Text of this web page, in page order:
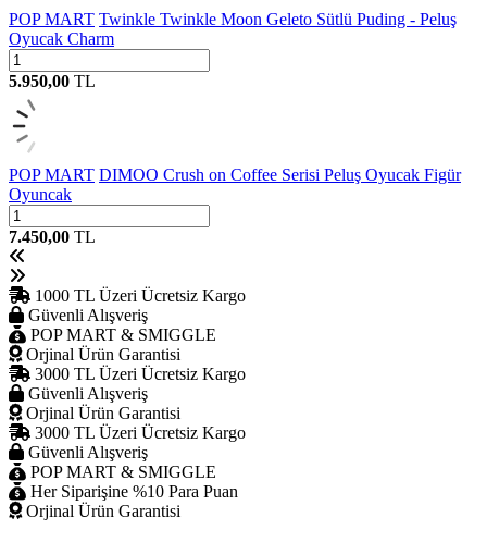
POP MART Twinkle Twinkle Moon Geleto Sütlü Puding - Peluş
Oyucak Charm
5.950,00 TL
POP MART DIMOO Crush on Coffee Serisi Peluş Oyucak Figür
Oyuncak
7.450,00 TL
1000 TL Üzeri Ücretsiz Kargo
Güvenli Alışveriş
POP MART & SMIGGLE
Orjinal Ürün Garantisi
3000 TL Üzeri Ücretsiz Kargo
Güvenli Alışveriş
Orjinal Ürün Garantisi
3000 TL Üzeri Ücretsiz Kargo
Güvenli Alışveriş
POP MART & SMIGGLE
Her Siparişine %10 Para Puan
Orjinal Ürün Garantisi